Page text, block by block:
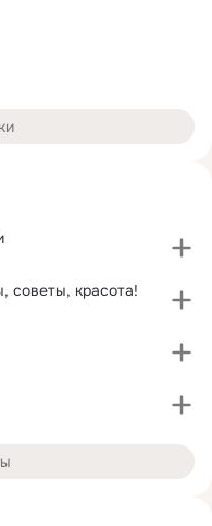
советы, красота!